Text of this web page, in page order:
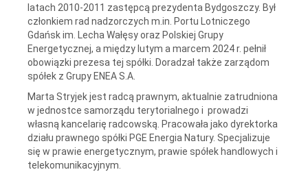
latach 2010-2011 zastępcą prezydenta Bydgoszczy. Był
członkiem rad nadzorczych m.in. Portu Lotniczego
Gdańsk im. Lecha Wałęsy oraz Polskiej Grupy
Energetycznej, a między lutym a marcem 2024 r. pełnił
obowiązki prezesa tej spółki. Doradzał także zarządom
spółek z Grupy ENEA S.A.
Marta Stryjek jest radcą prawnym, aktualnie zatrudniona
w jednostce samorządu terytorialnego i prowadzi
własną kancelarię radcowską. Pracowała jako dyrektorka
działu prawnego spółki PGE Energia Natury. Specjalizuje
się w prawie energetycznym, prawie spółek handlowych i
telekomunikacyjnym.